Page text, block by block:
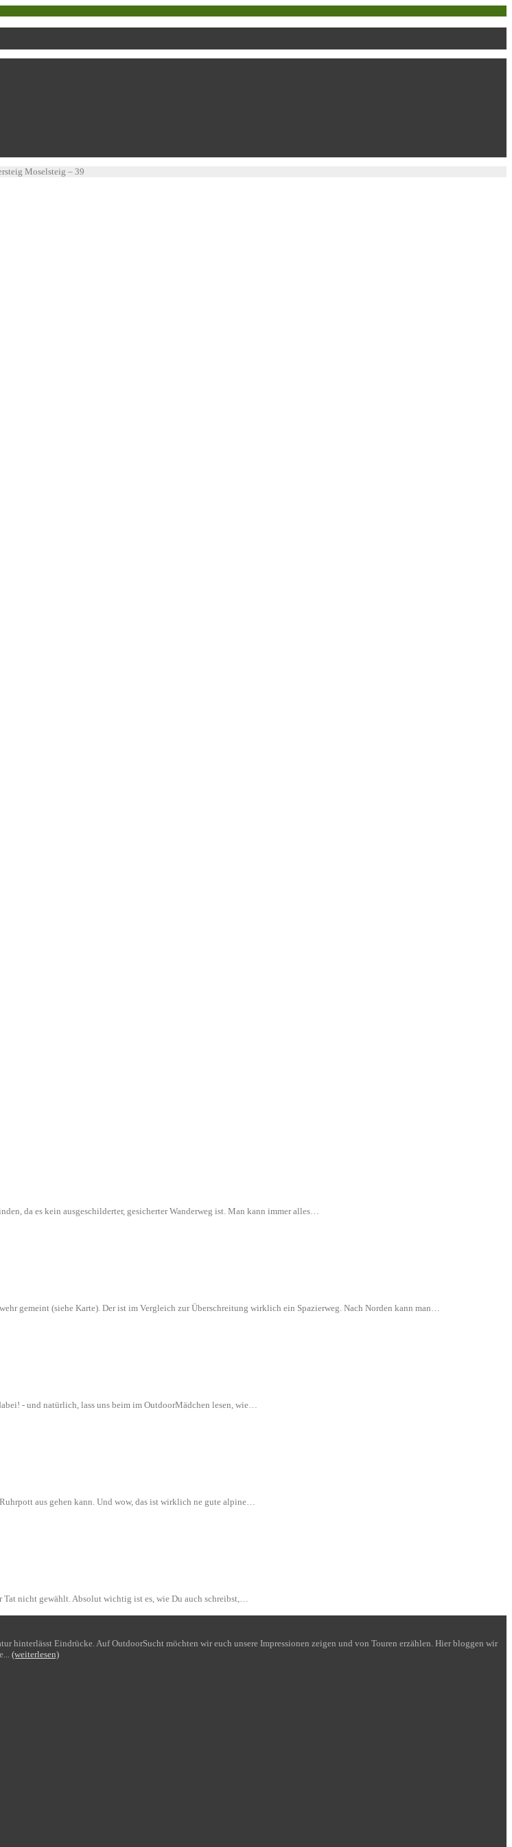
Moselsteig – 39
da es kein ausgeschilderter, gesicherter Wanderweg ist. Man kann immer alles…
gemeint (siehe Karte). Der ist im Vergleich zur Überschreitung wirklich ein Spazierweg. Nach Norden kann man…
- und natürlich, lass uns beim im OutdoorMädchen lesen, wie…
aus gehen kann. Und wow, das ist wirklich ne gute alpine…
nicht gewählt. Absolut wichtig ist es, wie Du auch schreibst,…
hinterlässt Eindrücke. Auf OutdoorSucht möchten wir euch unsere Impressionen zeigen und von Touren erzählen. Hier bloggen wir
(weiterlesen)